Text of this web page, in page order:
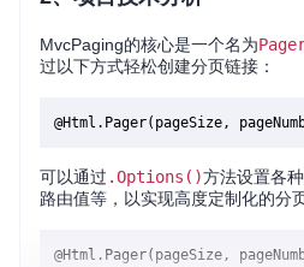
MvcPaging的核心是一个名为
过以下方式轻松创建分页链接：
可以通过 .Options()方法设置各
路由值等，以实现高度定制化的分
@Html.Pager(pageSize,